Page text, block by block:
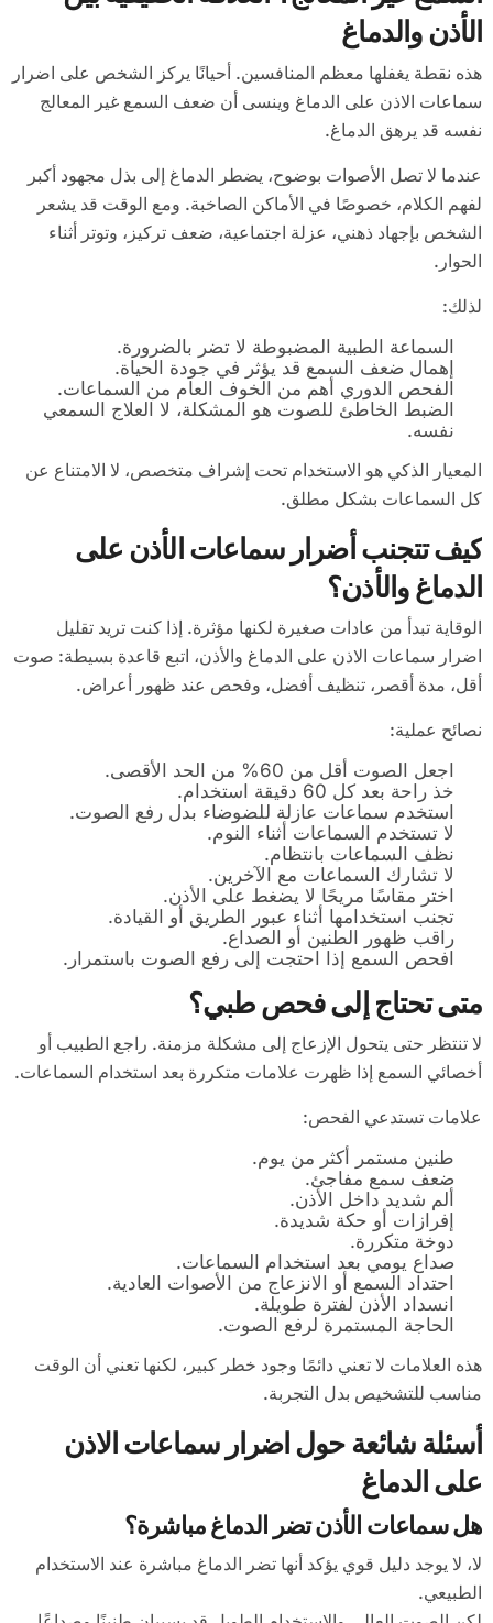
الأذن والدماغ
هذه نقطة يغفلها معظم المنافسين. أحيانًا يركز الشخص على اضرار
سماعات الاذن على الدماغ وينسى أن ضعف السمع غير المعالج
نفسه قد يرهق الدماغ.
عندما لا تصل الأصوات بوضوح، يضطر الدماغ إلى بذل مجهود أكبر
لفهم الكلام، خصوصًا في الأماكن الصاخبة. ومع الوقت قد يشعر
الشخص بإجهاد ذهني، عزلة اجتماعية، ضعف تركيز، وتوتر أثناء
الحوار.
لذلك:
السماعة الطبية المضبوطة لا تضر بالضرورة.
إهمال ضعف السمع قد يؤثر في جودة الحياة.
الفحص الدوري أهم من الخوف العام من السماعات.
الضبط الخاطئ للصوت هو المشكلة، لا العلاج السمعي
نفسه.
المعيار الذكي هو الاستخدام تحت إشراف متخصص، لا الامتناع عن
كل السماعات بشكل مطلق.
كيف تتجنب أضرار سماعات الأذن على
الدماغ والأذن؟
الوقاية تبدأ من عادات صغيرة لكنها مؤثرة. إذا كنت تريد تقليل
اضرار سماعات الاذن على الدماغ والأذن، اتبع قاعدة بسيطة: صوت
أقل، مدة أقصر، تنظيف أفضل، وفحص عند ظهور أعراض.
نصائح عملية:
اجعل الصوت أقل من 60% من الحد الأقصى.
خذ راحة بعد كل 60 دقيقة استخدام.
استخدم سماعات عازلة للضوضاء بدل رفع الصوت.
لا تستخدم السماعات أثناء النوم.
نظف السماعات بانتظام.
لا تشارك السماعات مع الآخرين.
اختر مقاسًا مريحًا لا يضغط على الأذن.
تجنب استخدامها أثناء عبور الطريق أو القيادة.
راقب ظهور الطنين أو الصداع.
افحص السمع إذا احتجت إلى رفع الصوت باستمرار.
متى تحتاج إلى فحص طبي؟
لا تنتظر حتى يتحول الإزعاج إلى مشكلة مزمنة. راجع الطبيب أو
أخصائي السمع إذا ظهرت علامات متكررة بعد استخدام السماعات.
علامات تستدعي الفحص:
طنين مستمر أكثر من يوم.
ضعف سمع مفاجئ.
ألم شديد داخل الأذن.
إفرازات أو حكة شديدة.
دوخة متكررة.
صداع يومي بعد استخدام السماعات.
احتداد السمع أو الانزعاج من الأصوات العادية.
انسداد الأذن لفترة طويلة.
الحاجة المستمرة لرفع الصوت.
هذه العلامات لا تعني دائمًا وجود خطر كبير، لكنها تعني أن الوقت
مناسب للتشخيص بدل التجربة.
أسئلة شائعة حول اضرار سماعات الاذن
على الدماغ
هل سماعات الأذن تضر الدماغ مباشرة؟
لا، لا يوجد دليل قوي يؤكد أنها تضر الدماغ مباشرة عند الاستخدام
الطبيعي.